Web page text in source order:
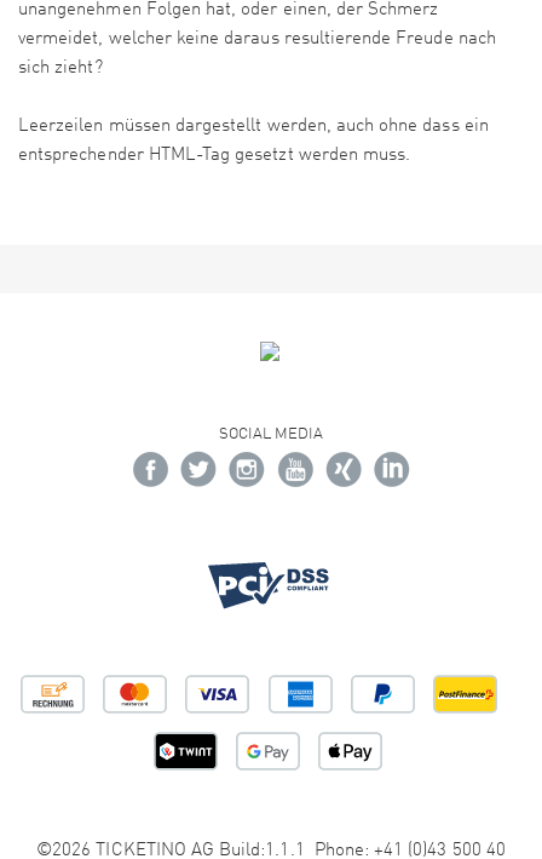
unangenehmen Folgen hat, oder einen, der Schmerz
vermeidet, welcher keine daraus resultierende Freude nach
sich zieht?
Leerzeilen müssen dargestellt werden, auch ohne dass ein
entsprechender HTML-Tag gesetzt werden muss.
SOCIAL MEDIA
©2026 TICKETINO AG Build:1.1.1 Phone: +41 (0)43 500 40